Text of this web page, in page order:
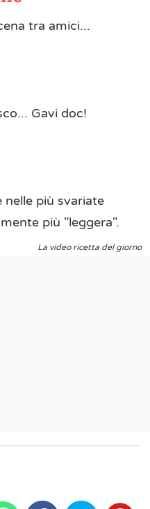
tra amici...
Gavi doc!
nelle più svariate
più "leggera".
La video ricetta del giorno